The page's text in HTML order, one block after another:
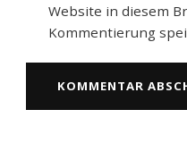
Website in diesem
Kommentierung